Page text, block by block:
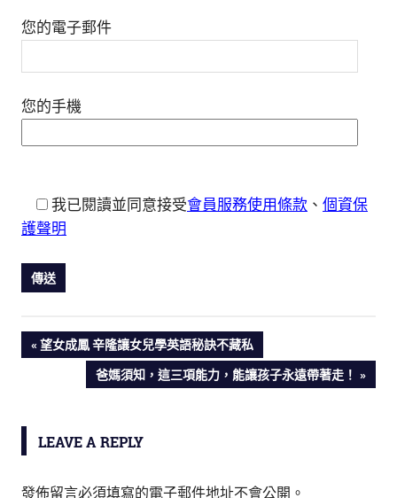
您的電子郵件
您的手機
我已閱讀並同意接受會員服務使用條款 、 個資保
護聲明
文
導
PREVIOUS
望女成鳳 辛隆讓女兒學英語秘訣不藏私
NEXT
爸媽須知，這三項能力，能讓孩子永遠帶著走！
LEAVE A REPLY
發佈留言必須填寫的電子郵件地址不會公開。